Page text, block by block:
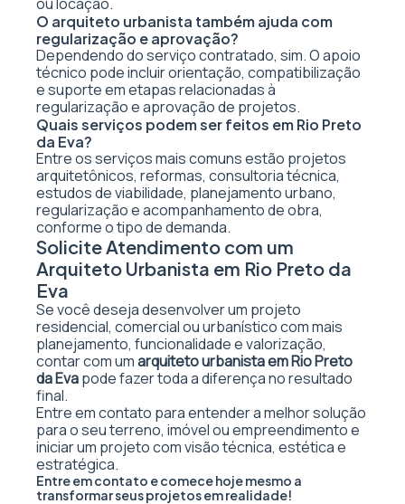
O arquiteto urbanista também ajuda com
regularização e aprovação?
Dependendo do serviço contratado, sim. O apoio
técnico pode incluir orientação, compatibilização
e suporte em etapas relacionadas à
regularização e aprovação de projetos.
Quais serviços podem ser feitos em Rio Preto
da Eva?
Entre os serviços mais comuns estão projetos
arquitetônicos, reformas, consultoria técnica,
estudos de viabilidade, planejamento urbano,
regularização e acompanhamento de obra,
conforme o tipo de demanda.
Solicite Atendimento com um
Arquiteto Urbanista em Rio Preto da
Eva
Se você deseja desenvolver um projeto
residencial, comercial ou urbanístico com mais
planejamento, funcionalidade e valorização,
contar com umarquiteto urbanista em Rio Preto
da Evapode fazer toda a diferença no resultado
final.
Entre em contato para entender a melhor solução
para o seu terreno, imóvel ou empreendimento e
iniciar um projeto com visão técnica, estética e
estratégica.
Entre em contato e comece hoje mesmo a
transformar seus projetos em realidade!